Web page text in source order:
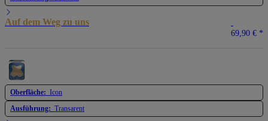
Auf dem Weg zu uns
69,90 € *
Oberfläche: Icon
Ausführung: Transarent